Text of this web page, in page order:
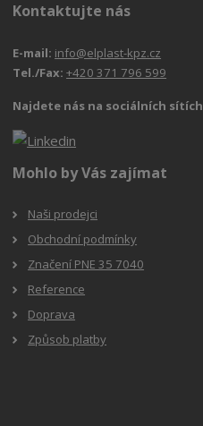
Kontaktujte nás
E-mail: info@elplast-kpz.cz
Tel./Fax:+420 371 796 599
Najdete nás na sociálních sítích
Mohlo by Vás zajímat
Naši prodejci
Obchodní podmínky
Značení PNE 35 7040
Reference
Doprava
Způsob platby